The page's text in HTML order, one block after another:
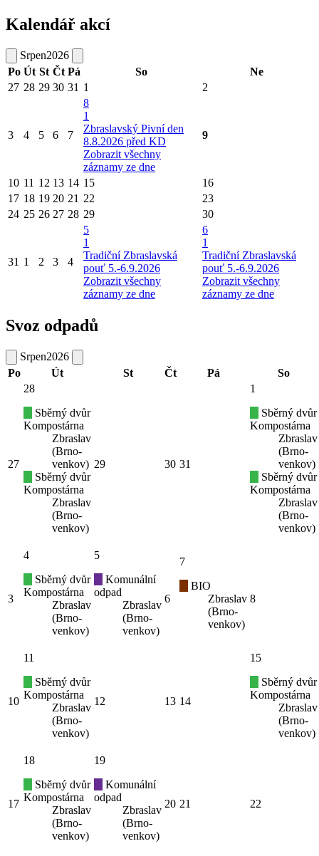
Kalendář akcí
Srpen2026
Po Út St Čt Pá So
Ne
27 28 29 30 31 1 2
3 4 5 6 7
8
1
Zbraslavský Pivní den
8.8.2026 před KD
Zobrazit všechny
záznamy ze dne
9
10 11 12 13 14 15
16
17 18 19 20 21 22
23
24 25 26 27 28 29 30
31 1 2 3 4
5
1
Tradiční Zbraslavská
pouť 5.-6.9.2026
Zobrazit všechny
záznamy ze dne
6
1
Tradiční Zbraslavská
pouť 5.-6.9.2026
Zobrazit všechny
záznamy ze dne
Svoz odpadů
Srpen2026
Po
Út St Čt Pá So
27
28
Sběrný dvůr
Kompostárna
Zbraslav
(Brno-
venkov)
Sběrný dvůr
Kompostárna
Zbraslav
(Brno-
venkov)
29 30 31
1
Sběrný dvůr
Kompostárna
Zbraslav
(Brno-
venkov)
Sběrný dvůr
Kompostárna
Zbraslav
(Brno-
venkov)
3
4
Sběrný dvůr
Kompostárna
Zbraslav
(Brno-
venkov)
5
Komunální
odpad
Zbraslav
(Brno-
venkov)
6
7
BIO
Zbraslav
(Brno-
venkov)
8
10
11
Sběrný dvůr
Kompostárna
Zbraslav
(Brno-
venkov)
12 13 14
15
Sběrný dvůr
Kompostárna
Zbraslav
(Brno-
venkov)
17
18
Sběrný dvůr
Kompostárna
Zbraslav
(Brno-
venkov)
19
Komunální
odpad
Zbraslav
(Brno-
venkov)
20 21 22